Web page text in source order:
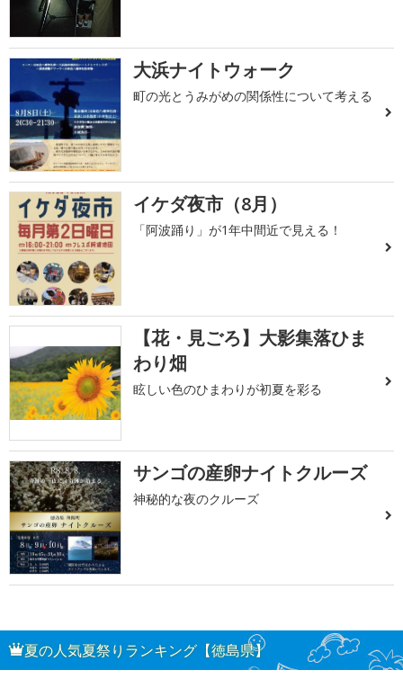
大浜ナイトウォーク
町の光とうみがめの関係性について考える
イケダ夜市（8月）
「阿波踊り」が1年中間近で見える！
【花・見ごろ】大影集落ひま
わり畑
眩しい色のひまわりが初夏を彩る
サンゴの産卵ナイトクルーズ
神秘的な夜のクルーズ
夏の人気夏祭りランキング【徳島県】